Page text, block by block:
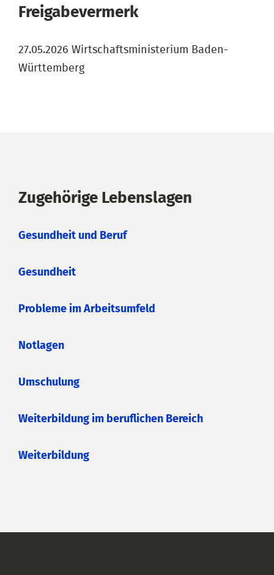
Freigabevermerk
27.05.2026 Wirtschaftsministerium Baden-
Württemberg
Zugehörige Lebenslagen
Gesundheit und Beruf
Gesundheit
Probleme im Arbeitsumfeld
Notlagen
Umschulung
Weiterbildung im beruflichen Bereich
Weiterbildung